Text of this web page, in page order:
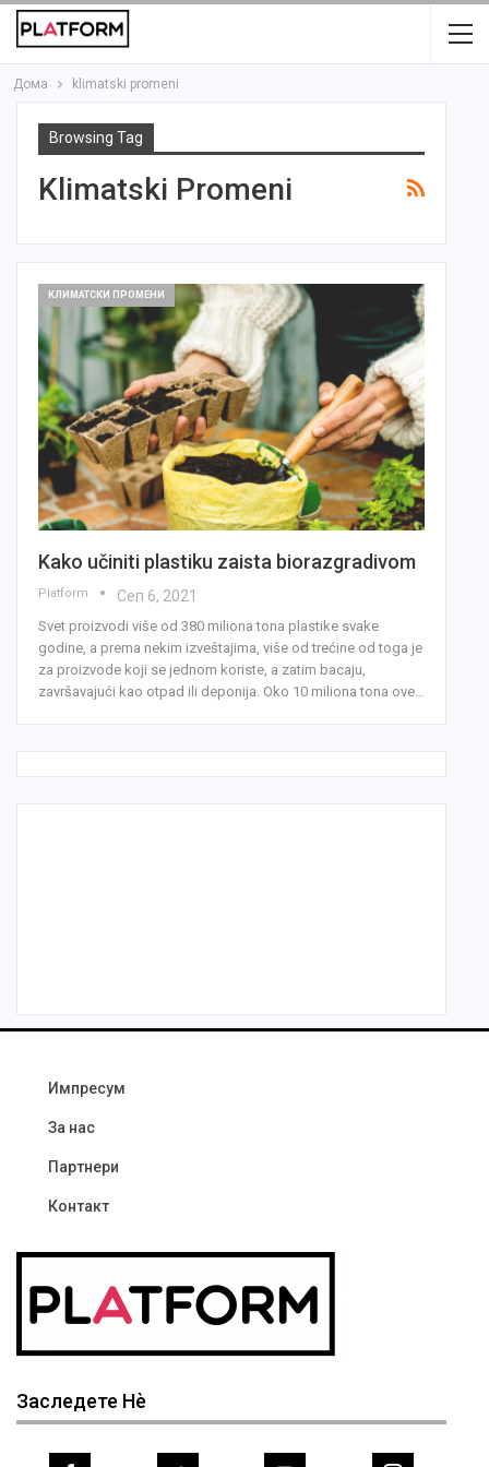
Дома klimatski promeni
Browsing Tag
Klimatski Promeni
КЛИМАТСКИ ПРОМЕНИ
Kako učiniti plastiku zaista biorazgradivom
Platform Сеп 6, 2021
Svet proizvodi više od 380 miliona tona plastike svake
godine, a prema nekim izveštajima, više od trećine od toga je
za proizvode koji se jednom koriste, a zatim bacaju,
završavajući kao otpad ili deponija. Oko 10 miliona tona ove…
Импресум
За нас
Партнери
Контакт
Заследете Нѐ